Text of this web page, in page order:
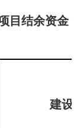
目结余资金
建设